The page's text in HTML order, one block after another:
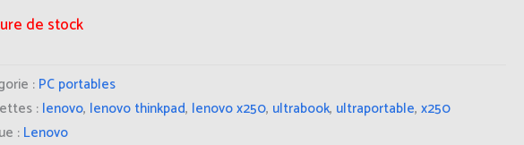
de stock
:PC portables
: lenovo, lenovo thinkpad, lenovo x250, ultrabook, ultraportable,x250
:Lenovo